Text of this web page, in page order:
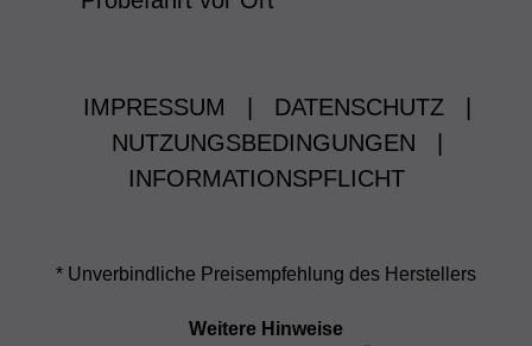
IMPRESSUM DATENSCHUTZ
NUTZUNGSBEDINGUNGEN
INFORMATIONSPFLICHT
* Unverbindliche Preisempfehlung des Herstellers
Weitere Hinweise